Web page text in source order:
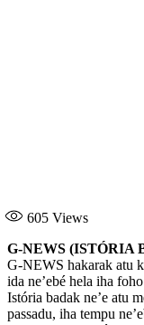
605 Views
G-NEWS (ISTÓRIA
G-NEWS hakarak atu
ida ne’ebé hela iha
Istória badak ne’e atu
passadu, iha tempu